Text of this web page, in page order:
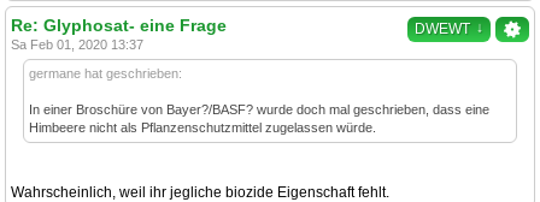
DWEWT ↓
Re: Glyphosat- eine Frage
Sa Feb 01, 2020 13:37
germane hat geschrieben:
In einer Broschüre von Bayer?/BASF? wurde doch mal geschrieben, dass eine
Himbeere nicht als Pflanzenschutzmittel zugelassen würde.
Wahrscheinlich, weil ihr jegliche biozide Eigenschaft fehlt.